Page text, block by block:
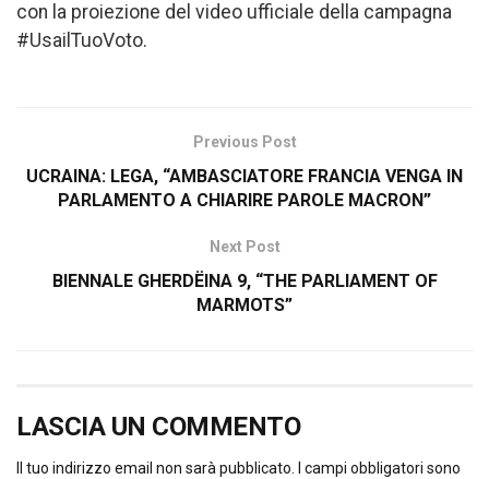
con la proiezione del video ufficiale della campagna
#UsailTuoVoto.
Previous Post
UCRAINA: LEGA, “AMBASCIATORE FRANCIA VENGA IN
PARLAMENTO A CHIARIRE PAROLE MACRON”
Next Post
BIENNALE GHERDËINA 9, “THE PARLIAMENT OF
MARMOTS”
LASCIA UN COMMENTO
Il tuo indirizzo email non sarà pubblicato.
I campi obbligatori sono